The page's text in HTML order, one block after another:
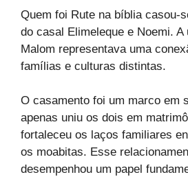
Quem foi Rute na bíblia casou-
do casal Elimeleque e Noemi. A
Malom representava uma
famílias e culturas distintas.
O casamento foi um marco em
apenas uniu os dois em
fortaleceu os laços familiares
os moabitas. Esse
desempenhou um papel